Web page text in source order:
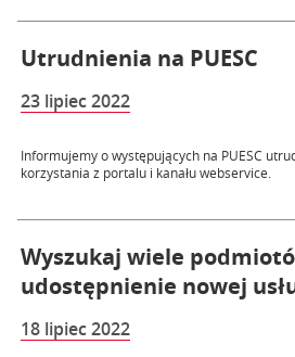
Utrudnienia na PUESC
23 lipiec 2022
Informujemy o występujących na PUESC
korzystania z portalu i kanału webservice.
Wyszukaj wiele
udostępnienie nowej
18 lipiec 2022